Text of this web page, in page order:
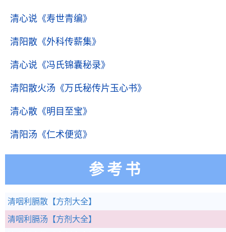
清心说 《寿世青编》
清阳散 《外科传薪集》
清心说 《冯氏锦囊秘录》
清阳散火汤 《万氏秘传片玉心书》
清心散 《明目至宝》
清阳汤 《仁术便览》
参考书
清咽利膈散 【方剂大全】
清咽利膈汤 【方剂大全】